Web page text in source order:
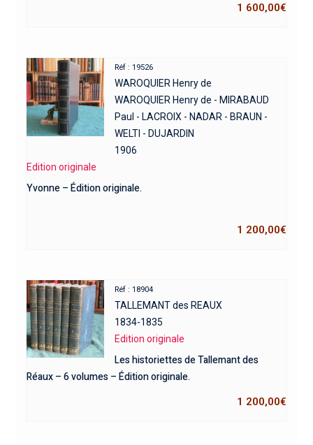
1 600,00€
Réf : 19526
WAROQUIER Henry de
WAROQUIER Henry de - MIRABAUD
Paul - LACROIX - NADAR - BRAUN -
WELTI - DUJARDIN
1906
Edition originale
Yvonne – Édition originale.
1 200,00€
Réf : 18904
TALLEMANT des REAUX
1834-1835
Edition originale
Les historiettes de Tallemant des
Réaux – 6 volumes – Édition originale.
1 200,00€